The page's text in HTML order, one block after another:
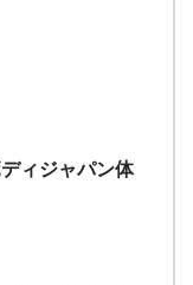
ィジャパン体